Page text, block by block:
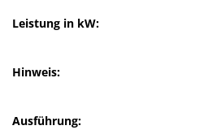
Leistung in kW:
Hinweis:
Ausführung: